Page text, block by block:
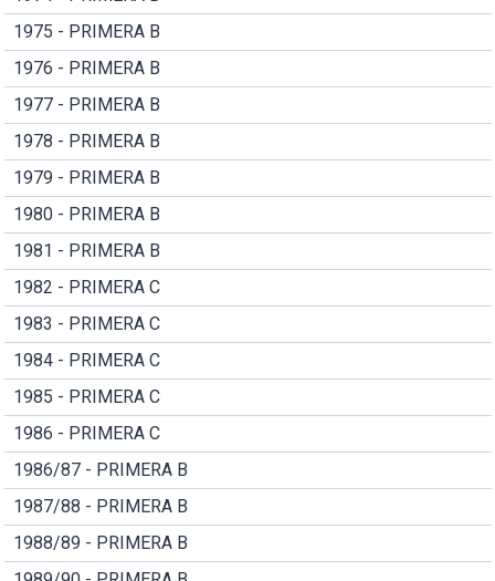
1975 - PRIMERA B
1976 - PRIMERA B
1977 - PRIMERA B
1978 - PRIMERA B
1979 - PRIMERA B
1980 - PRIMERA B
1981 - PRIMERA B
1982 - PRIMERA C
1983 - PRIMERA C
1984 - PRIMERA C
1985 - PRIMERA C
1986 - PRIMERA C
1986/87 - PRIMERA B
1987/88 - PRIMERA B
1988/89 - PRIMERA B